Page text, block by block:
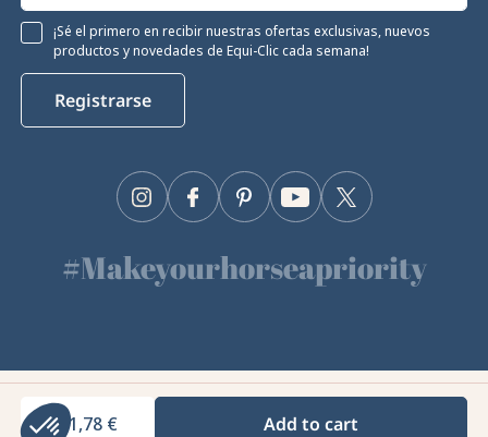
21,78 € Add to cart
¡Sé el primero en recibir nuestras ofertas exclusivas, nuevos
productos y novedades de Equi-Clic cada semana!
Registrarse
Facebook Twitter
YouTube
Pinterest
Instagram
#Makeyourhorseapriority
Equiclic © 2026